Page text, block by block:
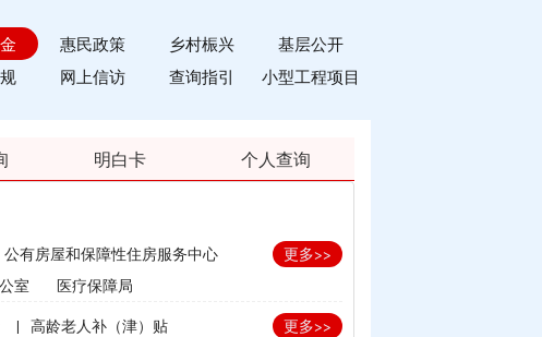
惠民政策 乡村桭兴
基层公开
网上信访 查询指引 小型工程项目
明白卡 个人查询
公有房屋和保障性住房服务中心
室 医疗保障局
更多>>
| 高龄老人补（津）贴
更多>>